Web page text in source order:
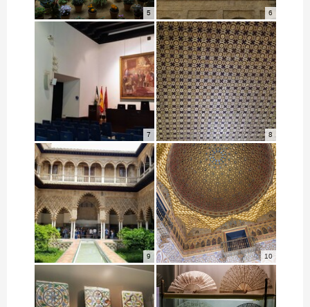
5 6
7 8
9 10